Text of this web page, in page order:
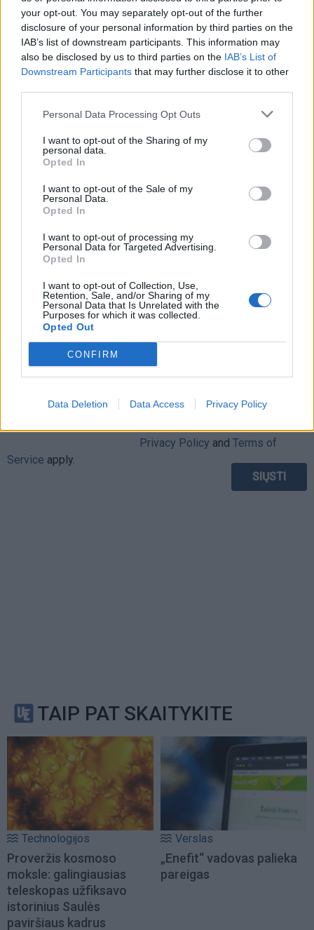
your opt-out. You may separately opt-out of the further
disclosure of your personal information by third parties on the
IAB’s list of downstream participants. This information may
also be disclosed by us to third parties on the IAB’s List of
Downstream Participants that may further disclose it to other
Personal Data Processing Opt Outs
I want to opt-out of the Sharing of my
personal data.
Opted In
I want to opt-out of the Sale of my
Personal Data.
Opted In
I want to opt-out of processing my
Personal Data for Targeted Advertising.
Opted In
I want to opt-out of Collection, Use,
Retention, Sale, and/or Sharing of my
Personal Data that Is Unrelated with the
Purposes for which it was collected.
Opted Out
CONFIRM
Data Deletion Data Access Privacy Policy
Raktažodžiai google paieška
Komentarai
Rašyti komentarą
Jūsų vardas
Komentaras
This site is protected by
Privacy Policy and Terms of
Service apply.
TAIP PAT SKAITYKITE
Technologijos
Proveržis kosmoso
moksle: galingiausias
teleskopas užfiksavo
istorinius Saulės
paviršiaus kadrus
Verslas
„Enefit“ vadovas palieka
pareigas